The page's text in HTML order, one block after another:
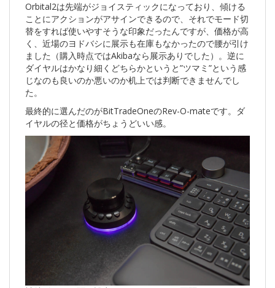
Orbital2は先端がジョイスティックになっており、傾ける
ことにアクションがアサインできるので、それでモード切
替をすれば使いやすそうな印象だったんですが、価格が高
く、近場のヨドバシに展示も在庫もなかったので腰が引け
ました（購入時点ではAkibaなら展示ありでした）。逆に
ダイヤルはかなり細くどちらかというと”ツマミ”という感
じなのも良いのか悪いのか机上では判断できませんでし
た。
最終的に選んだのがBitTradeOneのRev-O-mateです。ダ
イヤルの径と価格がちょうどいい感。